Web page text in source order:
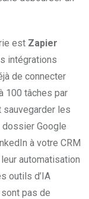
est Zapier
intégrations
de connecter
100 tâches par
sauvegarder les
Google
à votre CRM
automatisation
outils d’IA
pas de